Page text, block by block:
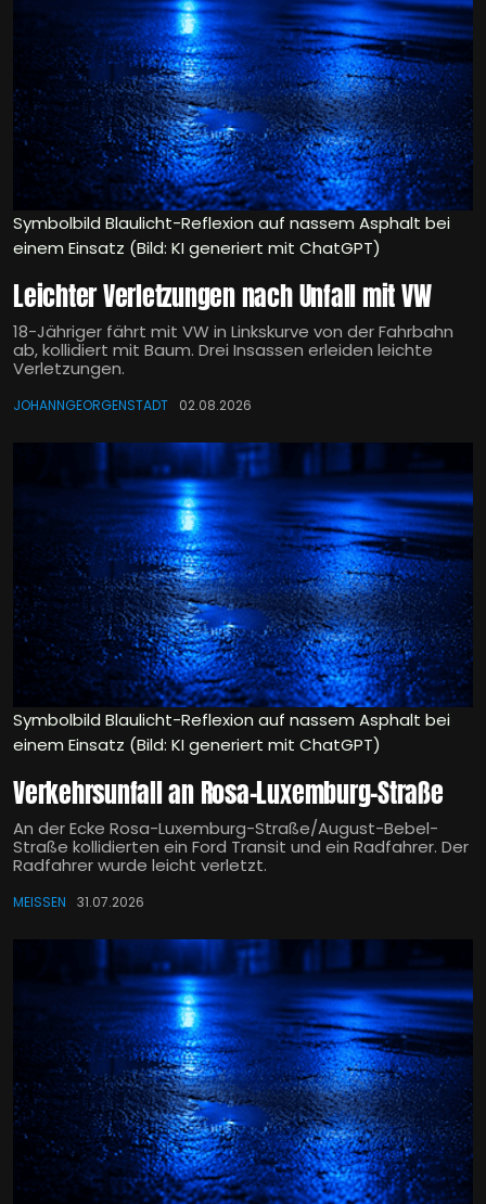
Symbolbild Blaulicht-Reflexion auf nassem Asphalt bei
einem Einsatz (Bild: KI generiert mit ChatGPT)
Leichter Verletzungen nach Unfall mit VW
18-Jähriger fährt mit VW in Linkskurve von der Fahrbahn
ab, kollidiert mit Baum. Drei Insassen erleiden leichte
Verletzungen.
JOHANNGEORGENSTADT 02.08.2026
Symbolbild Blaulicht-Reflexion auf nassem Asphalt bei
einem Einsatz (Bild: KI generiert mit ChatGPT)
Verkehrsunfall an Rosa-Luxemburg-Straße
An der Ecke Rosa-Luxemburg-Straße/August-Bebel-
Straße kollidierten ein Ford Transit und ein Radfahrer. Der
Radfahrer wurde leicht verletzt.
MEISSEN 31.07.2026